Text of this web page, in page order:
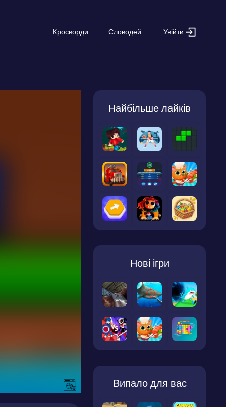
Кросворди Словодей Увійти
Найбільше лайків
Нові ігри
Випало для вас